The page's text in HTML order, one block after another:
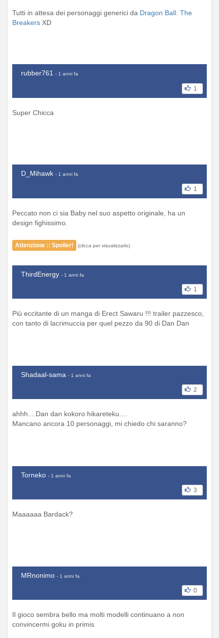
Tutti in attesa dei personaggi generici da Dragon Ball: The
Breakers XD
rubber761 - 1 anni fa
1
Super Chicca
D_Mihawk - 1 anni fa
1
Peccato non ci sia Baby nel suo aspetto originale, ha un
design fighissimo.
Attenzione :: Spoiler! (clicca per visualizzarlo)
ThirdEnergy - 1 anni fa
1
Più eccitante di un manga di Erect Sawaru !!! trailer pazzesco,
con tanto di lacrimuccia per quel pezzo da 90 di Dan Dan
Shadaal-sama - 1 anni fa
2
ahhh....Dan dan kokoro hikareteku....
Mancano ancora 10 personaggi, mi chiedo chi saranno?
Torneko - 1 anni fa
3
Maaaaaa Bardack?
MRnonimo - 1 anni fa
0
Il gioco sembra bello ma molti modelli continuano a non
convincermi goku in primis